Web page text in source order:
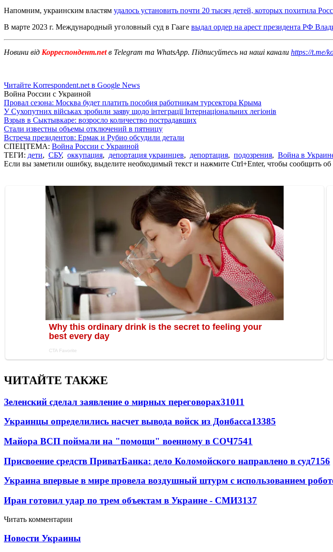
Напомним, украинским властям удалось установить почти 20 тысяч детей, которых похитила
В марте 2023 г. Международный уголовный суд в Гааге выдал ордер на арест президента РФ
Новини від Корреспондент.netв Telegram та WhatsApp. Підписуйтесь на наші канали https://t.me/
Читайте Korrespondent.net в Google News
Война России с Украиной
Провал сезона: Москва будет платить пособия работникам турсектора Крыма
У Сухопутних військах зробили заяву щодо інтеграції Інтернаціональних легіонів
Взрыв в Сыктывкаре: возросло количество пострадавших
Стали известны объемы отключений в пятницу
Встреча президентов: Ермак и Рубио обсудили детали
СПЕЦТЕМА: Война России с Украиной
ТЕГИ: дети, СБУ, оккупация, депортация украинцев, депортация, подозрения, Война в
Если вы заметили ошибку, выделите необходимый текст и нажмите Ctrl+Enter, чтобы сообщить об
ЧИТАЙТЕ ТАКЖЕ
Зеленский сделал заявление о мирных переговорах31011
Украинцы определились насчет вывода войск из Донбасса13385
Майора ВСП поймали на "помощи" военному в СОЧ7541
Присвоение средств ПриватБанка: дело Коломойского направлено в суд7156
Украина впервые в мире провела воздушный штурм с использованием
Иран готовил удар по трем объектам в Украине - СМИ3137
Читать комментарии
Новости Украины